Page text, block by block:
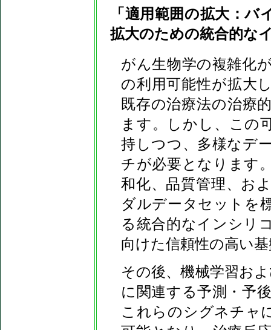
「適用範囲の拡大：
拡大のための統合的な
がん生物学の複雑化
の利用可能性が拡大
既存の治療法の治療
ます。しかし、この
持しつつ、多様なデ
チが必要となります
和化、品質管理、お
ダルデータセットを
る統合的なインシリ
向けた信頼性の高い
その後、機械学習お
に関連する予測・予
これらのシグネチャ